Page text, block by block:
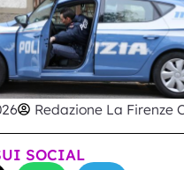
Redazione La Firenze
SOCIAL